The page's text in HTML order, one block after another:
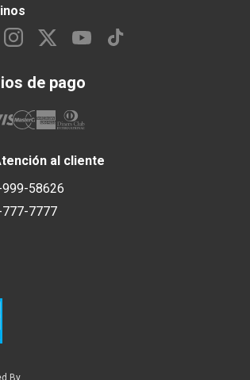
de pago
al cliente
58626
7777
By